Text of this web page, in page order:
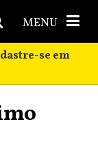
MENU
se em